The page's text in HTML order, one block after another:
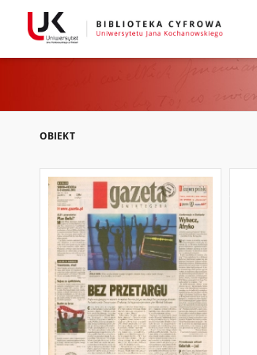
OBIEKT